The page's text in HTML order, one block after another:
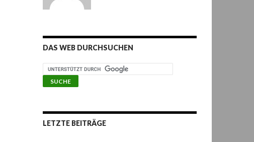
DAS WEB DURCHSUCHEN
LETZTE BEITRÄGE